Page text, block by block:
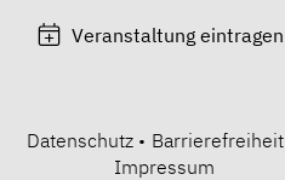
Veranstaltung eintragen
Datenschutz • Barrierefreiheit
Impressum